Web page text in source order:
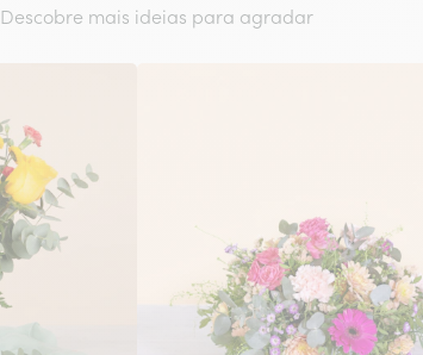
Descobre mais ideias para agradar